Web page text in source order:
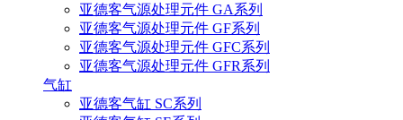
亚德客气源处理元件 GA系列
亚德客气源处理元件 GF系列
亚德客气源处理元件 GFC系列
亚德客气源处理元件 GFR系列
气缸
亚德客气缸 SC系列